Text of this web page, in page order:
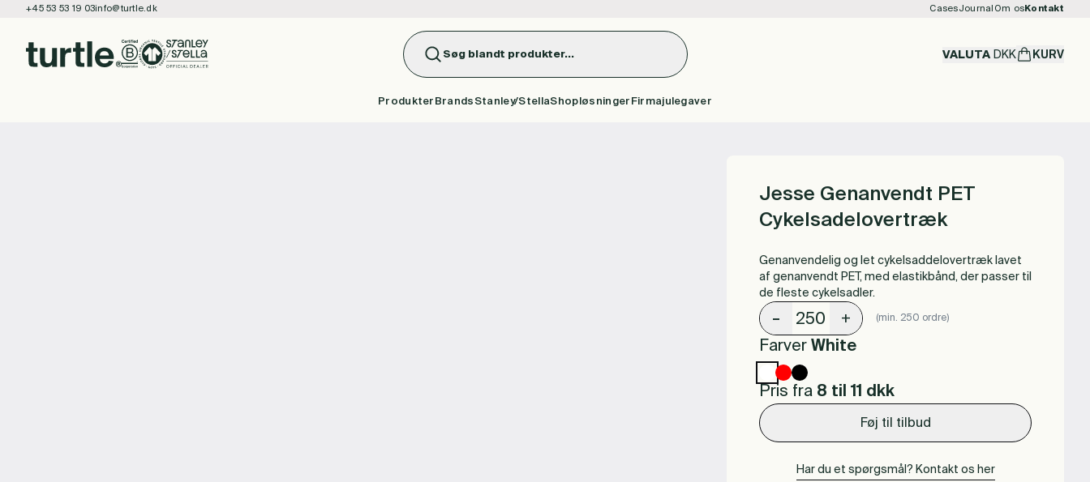
+45 53 53 19 03info@turtle.dk CasesJournal Om osKontakt
Søg blandt produkter... VALUTA DKK KURV
Produkter Brands Stanley/StellaShopløsninger Firmajulegaver
Jesse Genanvendt PET
Cykelsadelovertræk
Genanvendelig og let cykelsaddelovertræk lavet
af genanvendt PET, med elastikbånd, der passer til
de fleste cykelsadler.
- + (min. 250 ordre)
Farver White
Pris fra 8 til 11 dkk
Føj til tilbud
Har du et spørgsmål? Kontakt os her